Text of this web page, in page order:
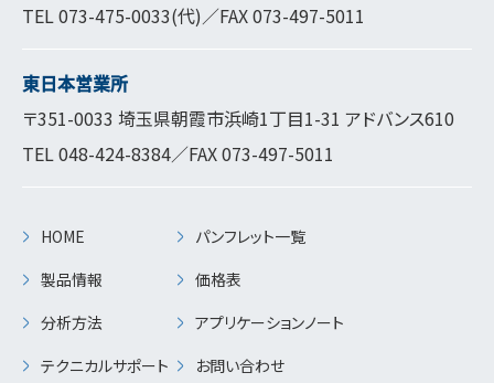
TEL 073-475-0033(代)／FAX 073-497-5011
東日本営業所
〒351-0033 埼玉県朝霞市浜崎1丁目1-31 アドバンス610
TEL 048-424-8384／FAX 073-497-5011
HOME
製品情報
分析方法
テクニカルサポート
パンフレット一覧
価格表
アプリケーションノート
お問い合わせ